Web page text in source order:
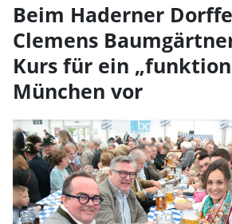
Beim Haderner
Clemens
Kurs für ein
München vor